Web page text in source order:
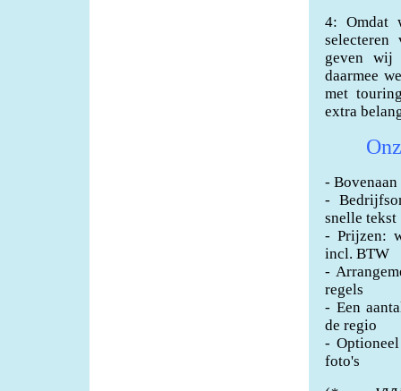
4: Omdat
geven wij
daarmee
met
extra
-
-
snelle tekst
- Prijzen:
incl. BTW
-
regels
- Een
de regio
-
foto's